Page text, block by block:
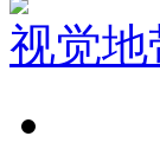
视觉地